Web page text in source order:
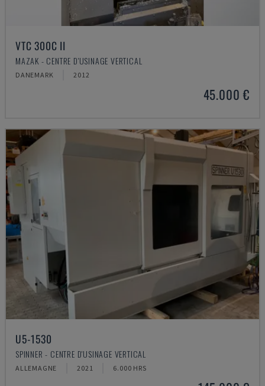
VTC 300C II
MAZAK - CENTRE D'USINAGE VERTICAL
DANEMARK 2012
45.000 €
U5-1530
SPINNER - CENTRE D'USINAGE VERTICAL
ALLEMAGNE 2021 6.000 HRS